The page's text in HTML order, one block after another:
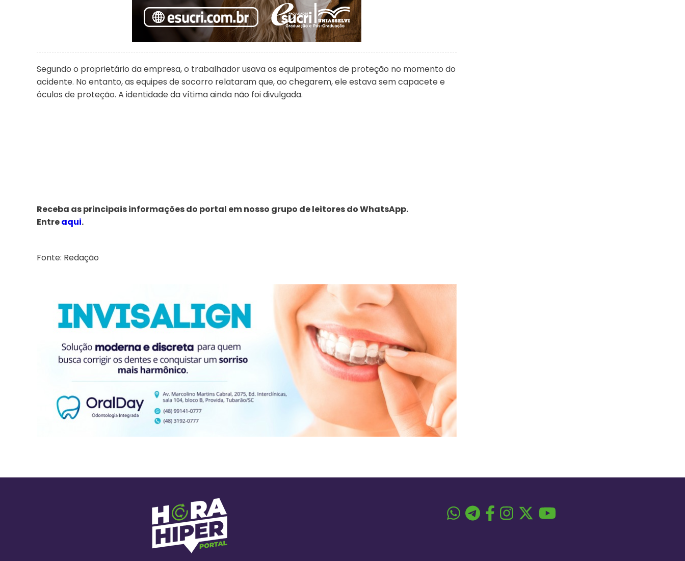
Segundo o proprietário da empresa, o trabalhador usava os equipamentos de proteção no momento do
acidente. No entanto, as equipes de socorro relataram que, ao chegarem, ele estava sem capacete e
óculos de proteção. A identidade da vítima ainda não foi divulgada.
Receba as principais informações do portal em nosso grupo de leitores do WhatsApp.
Entreaqui.
Fonte: Redação